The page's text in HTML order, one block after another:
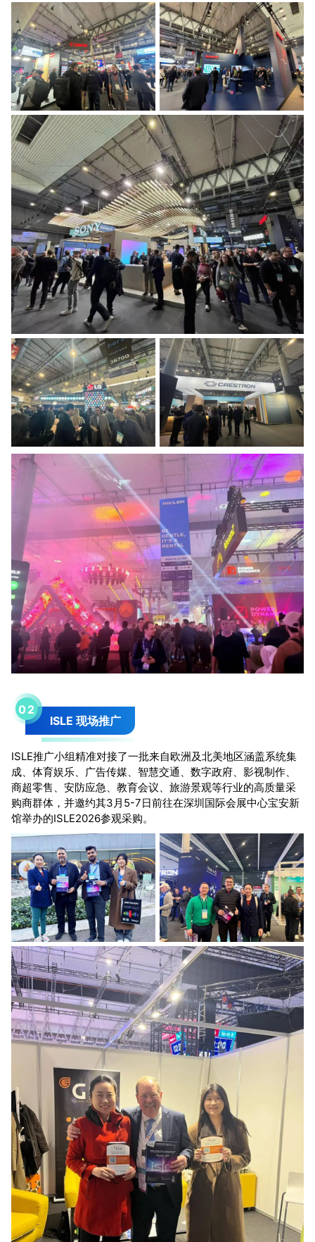
0 2
ISLE 现场推广
ISLE推广小组精准对接了一批来自欧洲及北美地区涵盖系统集
成、体育娱乐、广告传媒、智慧交通、数字政府、影视制作、
商超零售、安防应急、教育会议、旅游景观等行业的高质量采
购商群体，并邀约其3月5-7日前往在深圳国际会展中心宝安新
馆举办的ISLE2026参观采购。